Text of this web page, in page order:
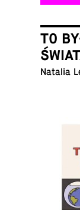
TO
Natalia